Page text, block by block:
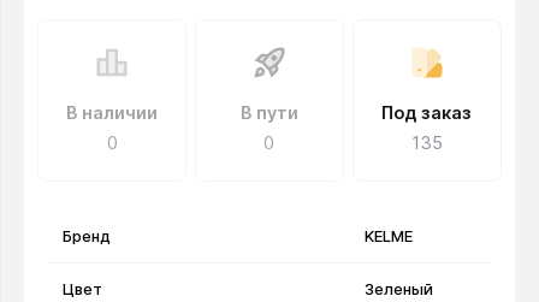
В наличии
0
В пути
0
Под заказ
135
Бренд KELME
Цвет Зеленый